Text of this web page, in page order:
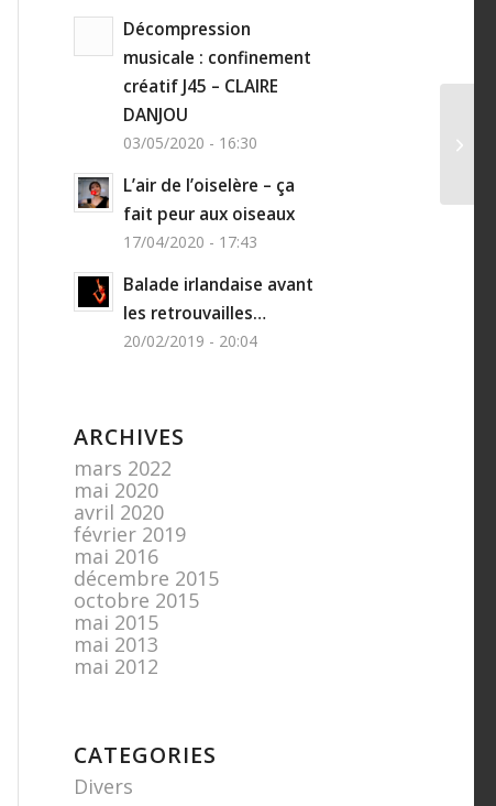
Décompression
musicale : confinement
créatif J45 – CLAIRE
DANJOU
03/05/2020 - 16:30
L’air de l’oiselère – ça
fait peur aux oiseaux
17/04/2020 - 17:43
Balade irlandaise avant
les retrouvailles…
20/02/2019 - 20:04
ARCHIVES
mars 2022
mai 2020
avril 2020
février 2019
mai 2016
décembre 2015
octobre 2015
mai 2015
mai 2013
mai 2012
CATEGORIES
Divers